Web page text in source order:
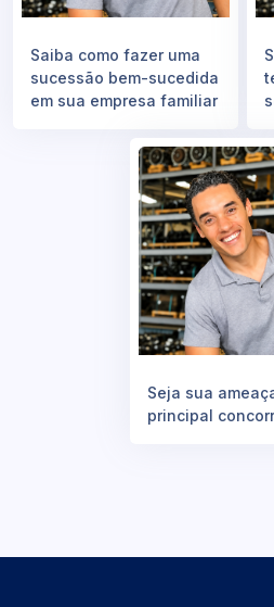
Saiba como fazer uma
sucessão bem-sucedida
em sua empresa familiar
Seja sua
principal